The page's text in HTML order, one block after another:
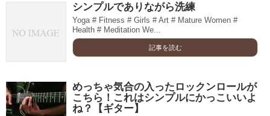
シンプルでありながら洗練
Yoga # Fitness # Girls # Art # Mature Women #
Health # Meditation We...
記事を読む
めっちゃ気合の入ったロックンロールが
こちら！これはシンプルにかっこいいよ
ね？【ギター】